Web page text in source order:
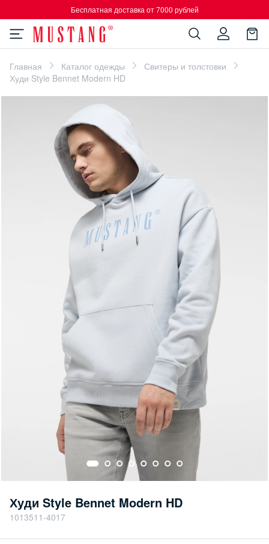
Бесплатная доставка от 7000 рублей
Главная Каталог одежды
Свитеры и толстовки
Худи Style Bennet Modern HD
Худи Style Bennet Modern HD
1013511-4017